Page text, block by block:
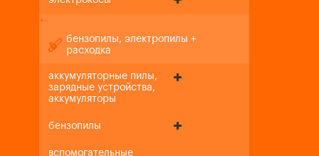
+-
бензопилы, электропилы +
расходка
аккумуляторные пилы,
зарядные устройства,
аккумуляторы
бензопилы
вспомогательные